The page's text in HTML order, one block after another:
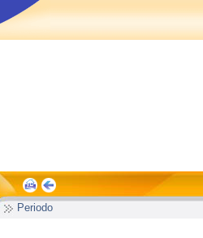
Periodo